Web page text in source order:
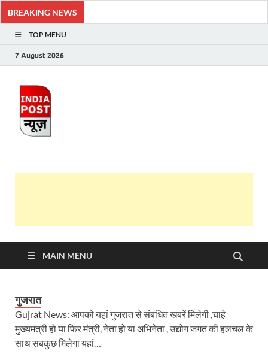
BREAKING NEWS
TOP MENU
7 August 2026
MAIN MENU
गुजरात
Gujrat News: आपको यहां गुजरात से संबधित खबरें मिलेगी ,चाहे
मुख्यमंत्री हो या फिर मंत्री, नेता हो या अभिनेता , उद्योग जगत की हलचल के
साथ सबकुछ मिलेगा यहां…